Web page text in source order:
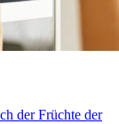
der Früchte der